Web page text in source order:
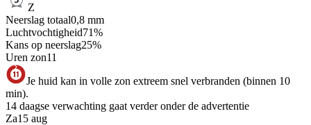
Z
Neerslag totaal0,8 mm
Luchtvochtigheid71%
Kans op neerslag25%
Uren zon11
Je huid kan in volle zon extreem snel verbranden (binnen 10
min).
14 daagse verwachting gaat verder onder de advertentie
Za15 aug